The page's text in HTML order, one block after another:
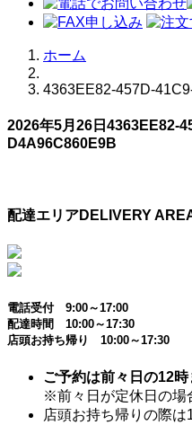
ホーム
4363EE82-457D-
2026年5月26日 4363EE82-
D4A96C860E9B
配達エリアDELIVERY
電話受付 9:00～17:00
配達時間 10:00～17:30
店頭お持ち帰り 10:00～17:30
ご予約は前々日の12時
※前々日が定休日の場
店頭お持ち帰りの際は